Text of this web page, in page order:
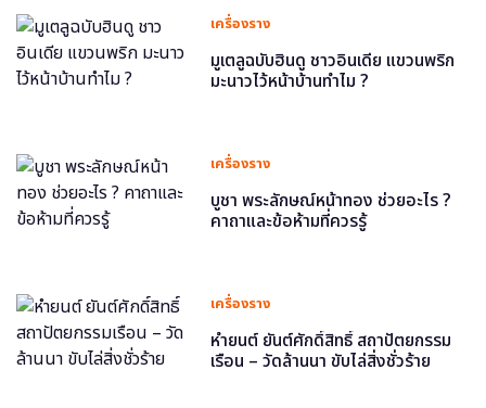
เครื่องราง
มูเตลูฉบับฮินดู ชาวอินเดีย แขวนพริก
มะนาวไว้หน้าบ้านทำไม ?
เครื่องราง
บูชา พระลักษณ์หน้าทอง ช่วยอะไร ?
คาถาและข้อห้ามที่ควรรู้
เครื่องราง
หำยนต์ ยันต์ศักดิ์สิทธิ์ สถาปัตยกรรม
เรือน – วัดล้านนา ขับไล่สิ่งชั่วร้าย